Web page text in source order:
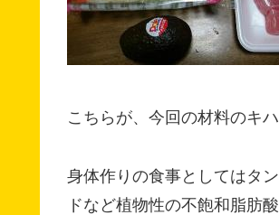
こちらが、今回の材料のキ
身体作りの食事としてはタ
ドなど植物性の不飽和脂肪酸